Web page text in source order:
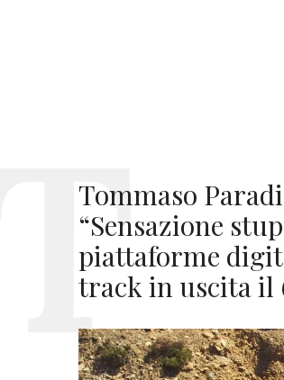
Tommaso
“Sensazione
piattaforme
track in uscita il